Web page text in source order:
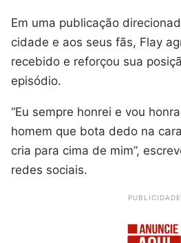
Em uma publicação
cidade e aos seus fãs, Flay
recebido e reforçou sua
episódio.
“Eu sempre honrei e vou
homem que bota dedo na
cria para cima de mim”,
redes sociais.
PUBLICIDADE